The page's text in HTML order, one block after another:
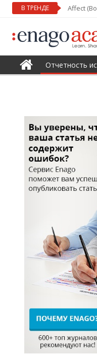
В ТРЕНДЕ Affect
Отчетность